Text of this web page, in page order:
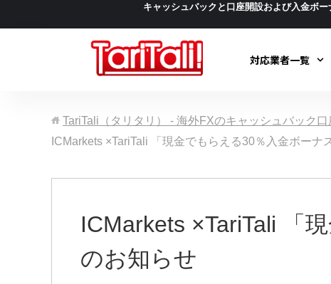
キャッシュバックと口座開設および入金ボ
対応業者一覧
TariTali（タリタリ） - 海外FXのキャッシュバック口
ICMarkets ×TariTali 「現金でもらえる30％入金ボー
ICMarkets ×TariTali 「
のお知らせ